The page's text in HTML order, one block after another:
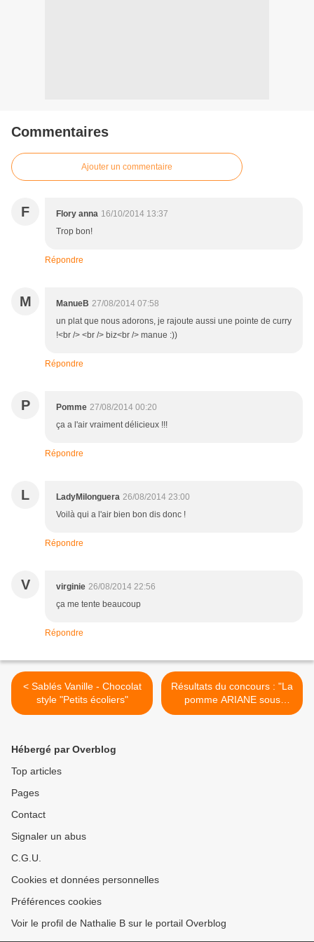
Commentaires
Ajouter un commentaire
F Flory anna 16/10/2014 13:37
Trop bon!
Répondre
M ManueB 27/08/2014 07:58
un plat que nous adorons, je rajoute aussi une pointe de curry
!<br /> <br /> biz<br /> manue :))
Répondre
P Pomme 27/08/2014 00:20
ça a l'air vraiment délicieux !!!
Répondre
L LadyMilonguera 26/08/2014 23:00
Voilà qui a l'air bien bon dis donc !
Répondre
V virginie 26/08/2014 22:56
ça me tente beaucoup
Répondre
< Sablés Vanille - Chocolat
style "Petits écoliers"
Résultats du concours : "La
pomme ARIANE sous
toutes ses formes" >
Hébergé par Overblog
Top articles
Pages
Contact
Signaler un abus
C.G.U.
Cookies et données personnelles
Préférences cookies
Voir le profil de Nathalie B sur le portail Overblog